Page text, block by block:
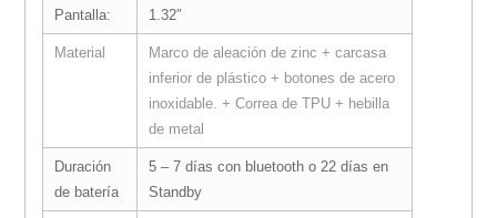
Pantalla: 1.32″
Material
Marco de aleación de zinc + carcasa
inferior de plástico + botones de acero
inoxidable. + Correa de TPU + hebilla
de metal
Duración
de batería
5 – 7 días con bluetooth o 22 días en
Standby